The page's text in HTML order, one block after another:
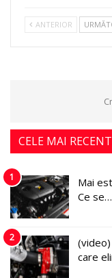
ANTERIOR
CELE MAI
1
Mai
Ce se…
2
care